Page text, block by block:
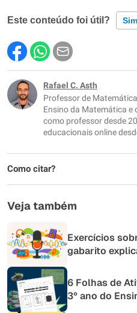
Este conteúdo foi útil? Sim
Este conteúdo contém
Este conteúdo não tem a
Outro
Rafael C. Asth
Professor de
Ensino da Matemática e
como professor desde
educacionais online
Como citar?
Veja também
Exercícios
gabarito
6 Folhas de
3º ano do